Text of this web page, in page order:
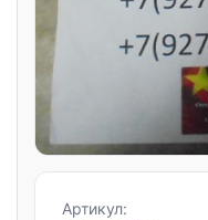
Артикул: